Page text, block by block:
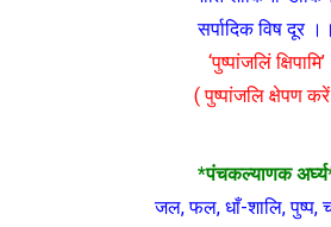
सर्पादिक विष दूर ।।
‘पुष्पांजलिं क्षिपामि’
( पुष्पांजलि क्षेपण
*पंचकल्याणक
जल, फल, धाँ-शालि, पुष्प,